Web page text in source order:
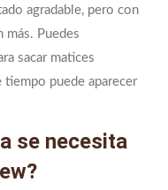
agradable, pero con
más. Puedes
sacar matices
tiempo puede aparecer
se necesita